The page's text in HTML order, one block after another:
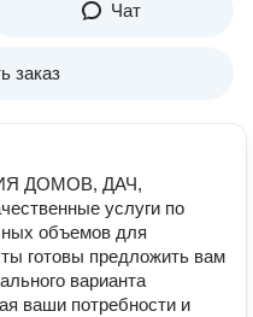
Чат
заказ
ДОМОВ, ДАЧ,
услуги по
объемов для
готовы предложить вам
варианта
ваши потребности и